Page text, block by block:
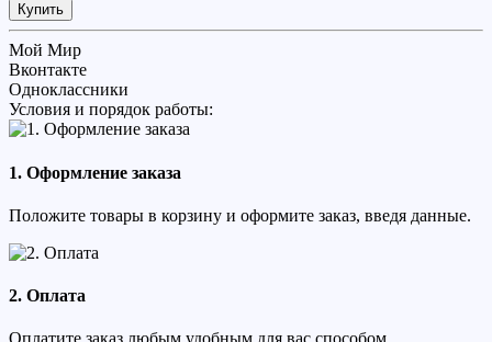
Купить
Мой Мир
Вконтакте
Одноклассники
Условия и порядок работы:
1. Оформление заказа
Положите товары в корзину и оформите заказ, введя данные.
2. Оплата